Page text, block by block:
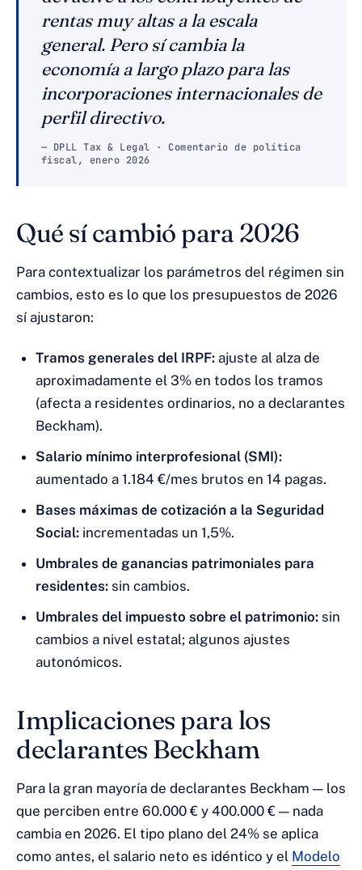
rentas muy altas a la escala
general. Pero sí cambia la
economía a largo plazo para las
incorporaciones internacionales de
perfil directivo.
— DPLL Tax & Legal · Comentario de política
fiscal, enero 2026
Qué sí cambió para 2026
Para contextualizar los parámetros del régimen sin
cambios, esto es lo que los presupuestos de 2026
sí ajustaron:
Tramos generales del IRPF: ajuste al alza de
aproximadamente el 3% en todos los tramos
(afecta a residentes ordinarios, no a declarantes
Beckham).
Salario mínimo interprofesional (SMI):
aumentado a 1.184 €/mes brutos en 14 pagas.
Bases máximas de cotización a la Seguridad
Social: incrementadas un 1,5%.
Umbrales de ganancias patrimoniales para
residentes: sin cambios.
Umbrales del impuesto sobre el patrimonio: sin
cambios a nivel estatal; algunos ajustes
autonómicos.
Implicaciones para los
declarantes Beckham
Para la gran mayoría de declarantes Beckham — los
que perciben entre 60.000 € y 400.000 € — nada
cambia en 2026. El tipo plano del 24% se aplica
como antes, el salario neto es idéntico y el Modelo